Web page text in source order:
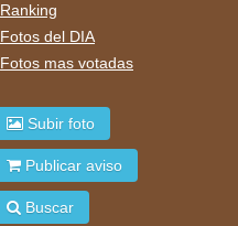
Ranking
Fotos del DIA
Fotos mas votadas
Subir foto
Publicar aviso
Buscar